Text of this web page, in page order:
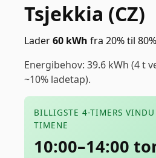
Tsjekkia (CZ)
Lader60 kWh fra 20% til 80%
Energibehov: 39.6 kWh (4 t
~10% ladetap).
BILLIGSTE 4-TIMERS
TIMENE
10:00–14:00